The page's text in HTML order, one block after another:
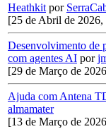
Heathkit por
[25 de Abril de 2026,
Desenvolvimento de
com agentes AI por
[29 de Março de
Ajuda com Antena
almamater
[13 de Março de